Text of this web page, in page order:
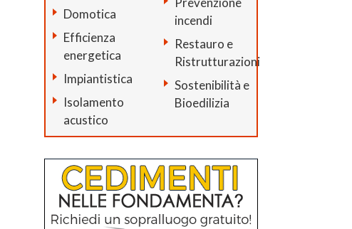
Domotica
Efficienza
energetica
Impiantistica
Isolamento
acustico
incendi
Restauro e
Ristrutturazioni
Sostenibilità e
Bioedilizia